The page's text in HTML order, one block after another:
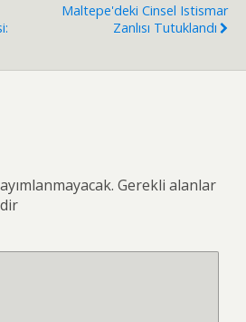
Maltepe'deki Cinsel Istismar
Zanlısı Tutuklandı
Gerekli alanlar